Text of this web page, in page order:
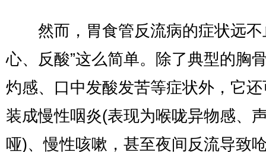
然而，胃食管反流病的症状远不
心、反酸”这么简单。除了典型的胸
灼感、口中发酸发苦等症状外，它
装成慢性咽炎(表现为喉咙异物感、
哑)、慢性咳嗽，甚至夜间反流导致